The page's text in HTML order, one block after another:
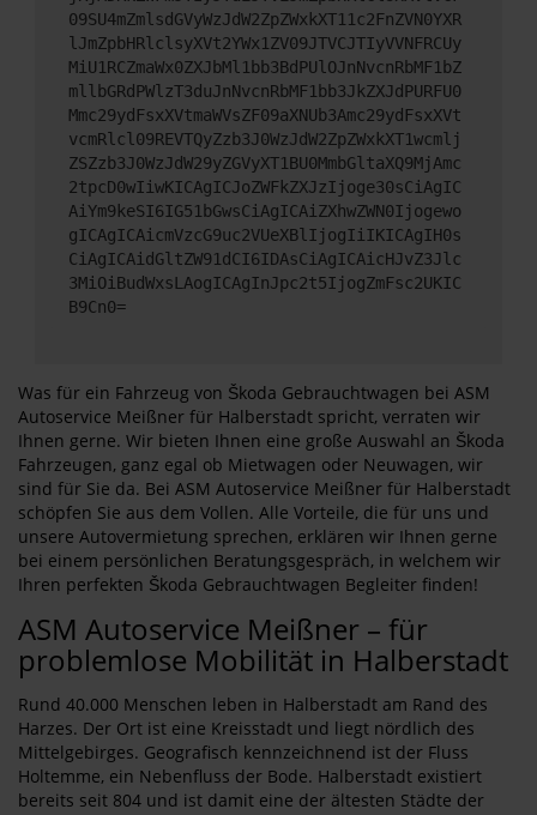
09SU4mZmlsdGVyWzJdW2ZpZWxkXT11c2FnZVN0YXR
lJmZpbHRlclsyXVt2YWx1ZV09JTVCJTIyVVNFRCUy
MiU1RCZmaWx0ZXJbMl1bb3BdPUlOJnNvcnRbMF1bZ
mllbGRdPWlzT3duJnNvcnRbMF1bb3JkZXJdPURFU0
Mmc29ydFsxXVtmaWVsZF09aXNUb3Amc29ydFsxXVt
vcmRlcl09REVTQyZzb3J0WzJdW2ZpZWxkXT1wcmlj
ZSZzb3J0WzJdW29yZGVyXT1BU0MmbGltaXQ9MjAmc
2tpcD0wIiwKICAgICJoZWFkZXJzIjoge30sCiAgIC
AiYm9keSI6IG51bGwsCiAgICAiZXhwZWN0Ijogewo
gICAgICAicmVzcG9uc2VUeXBlIjogIiIKICAgIH0s
CiAgICAidGltZW91dCI6IDAsCiAgICAicHJvZ3Jlc
3MiOiBudWxsLAogICAgInJpc2t5IjogZmFsc2UKIC
B9Cn0=
Was für ein Fahrzeug von Škoda Gebrauchtwagen bei ASM
Autoservice Meißner für Halberstadt spricht, verraten wir
Ihnen gerne. Wir bieten Ihnen eine große Auswahl an Škoda
Fahrzeugen, ganz egal ob Mietwagen oder Neuwagen, wir
sind für Sie da. Bei ASM Autoservice Meißner für Halberstadt
schöpfen Sie aus dem Vollen. Alle Vorteile, die für uns und
unsere Autovermietung sprechen, erklären wir Ihnen gerne
bei einem persönlichen Beratungsgespräch, in welchem wir
Ihren perfekten Škoda Gebrauchtwagen Begleiter finden!
ASM Autoservice Meißner – für
problemlose Mobilität in Halberstadt
Rund 40.000 Menschen leben in Halberstadt am Rand des
Harzes. Der Ort ist eine Kreisstadt und liegt nördlich des
Mittelgebirges. Geografisch kennzeichnend ist der Fluss
Holtemme, ein Nebenfluss der Bode. Halberstadt existiert
bereits seit 804 und ist damit eine der ältesten Städte der